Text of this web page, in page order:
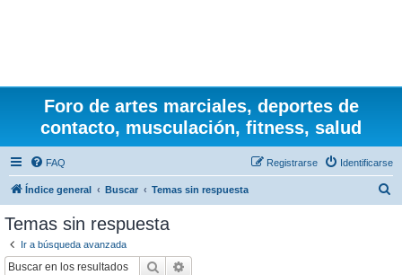
Foro de artes marciales, deportes de
contacto, musculación, fitness, salud
FAQ Identificarse
Registrarse
Índice general Buscar Temas sin respuesta
Temas sin respuesta
Ir a búsqueda avanzada
Buscar